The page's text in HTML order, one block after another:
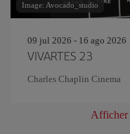
Image: Avocado_studio
09 jul 2026 - 16 ago 2026
VIVARTES 23
Charles Chaplin Cinema
Afficher